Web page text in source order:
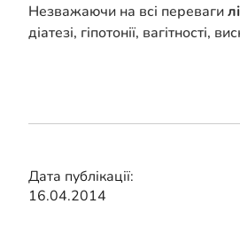
Незважаючи на всі переваги
діатезі, гіпотонії,
Дата публікації:
16.04.2014